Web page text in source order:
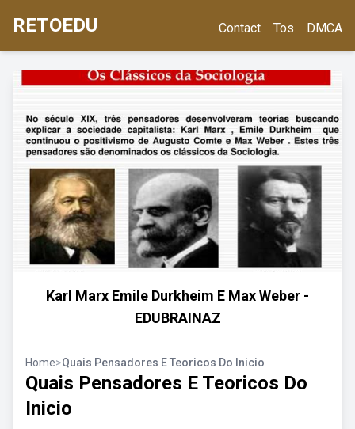
RETOEDU Contact Tos DMCA
Karl Marx Emile Durkheim E Max Weber -
EDUBRAINAZ
Home>Quais Pensadores E Teoricos Do Inicio
Quais Pensadores E Teoricos Do
Inicio